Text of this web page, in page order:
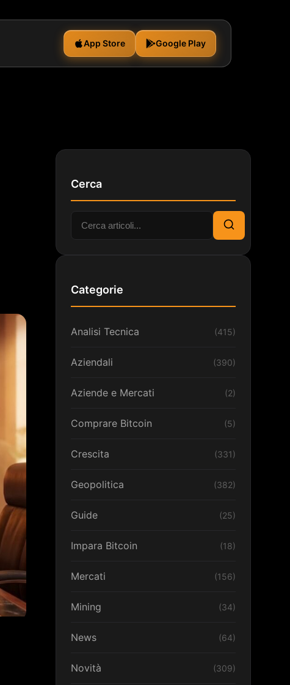
App Store Google Play
Cerca
Cerca:
Cerca
Categorie
Analisi Tecnica (415)
Aziendali (390)
Aziende e Mercati (2)
Comprare Bitcoin (5)
Crescita (331)
Geopolitica (382)
Guide (25)
Impara Bitcoin (18)
Mercati (156)
Mining (34)
News (64)
Novità (309)